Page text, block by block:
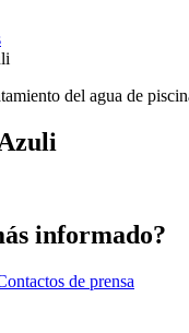
informado?
de prensa